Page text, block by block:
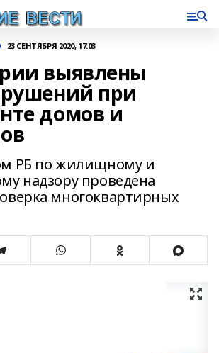
23 СЕНТЯБРЯ 2020, 17:03
выявлены
при
домов и
РБ по жилищному и
надзору проведена
многоквартирных